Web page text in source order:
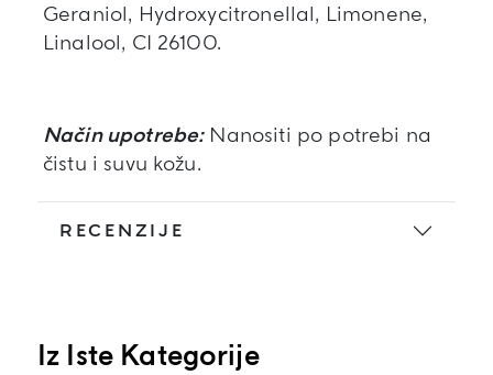
Geraniol, Hydroxycitronellal, Limonene,
Linalool, CI 26100.
Način upotrebe:Nanositi po potrebi na
čistu i suvu kožu.
RECENZIJE
Iz Iste Kategorije